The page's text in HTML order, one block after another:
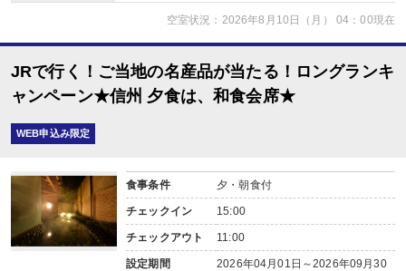
空室状況：2026年8月10日（月） 04：00現在
JRで行く！ご当地の名産品が当たる！ロングランキ
ャンペーン★信州 夕食は、和食会席★
WEB申込み限定
食事条件 夕・朝食付
チェックイン 15:00
チェックアウト 11:00
設定期間
2026年04月01日～2026年09月30